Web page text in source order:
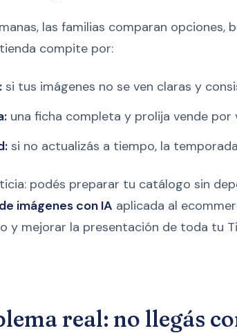
las familias comparan opciones,
compite por:
si tus imágenes no se ven claras y
una ficha completa y prolija vende por
si no actualizás a tiempo, la
podés preparar tu catálogo sin
imágenes con IA aplicada al
y mejorar la presentación de toda tu
real: no llegás